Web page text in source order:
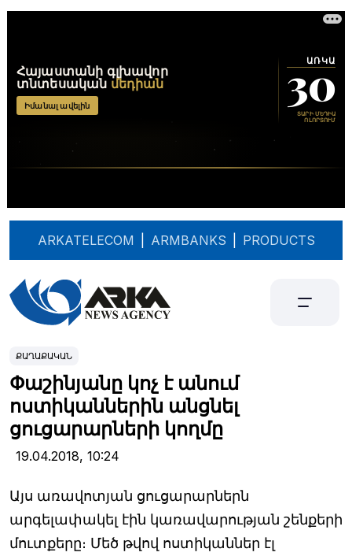
ARKATELECOM ARMBANKS PRODUCTS
ՔԱՂԱՔԱԿԱՆ
Փաշինյանը կոչ է անում
ոստիկաններին անցնել
ցուցարարների կողմը
19.04.2018, 10:24
Այս առավոտյան ցուցարարներն
արգելափակել էին կառավարության շենքերի
մուտքերը։ Մեծ թվով ոստիկաններ էլ